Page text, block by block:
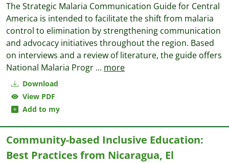
Download
View PDF
Add to my
The Strategic Malaria Communication Guide for Central
America is intended to facilitate the shift from malaria
control to elimination by strengthening communication
and advocacy initiatives throughout the region. Based
on interviews and a review of literature, the guide offers
National Malaria Progr ... more
Community-based Inclusive Education:
Best Practices from Nicaragua, El